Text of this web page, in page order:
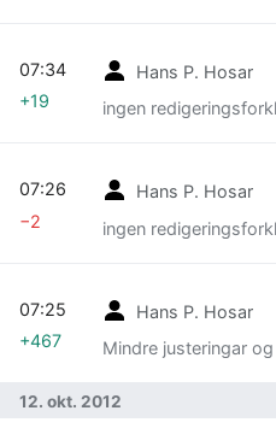
Hans P. Hosar
ingen
07:34
+19
Hans P. Hosar
ingen
07:26
−2
Hans P. Hosar
Mindre justeringar
07:25
+467
12. okt. 2012